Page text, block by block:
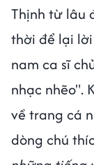
Thịnh từ lâu
thời để lại
nam ca sĩ
nhạc nhẽo".
về trang cá
dòng chú